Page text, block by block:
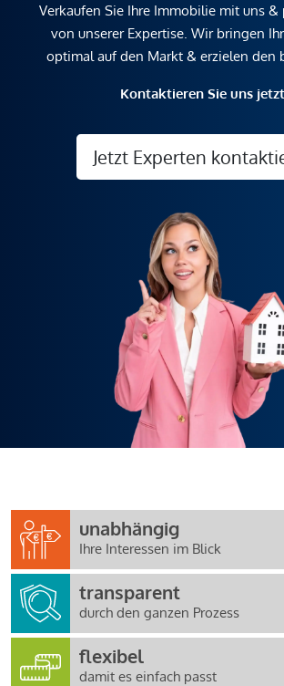
Verkaufen Sie Ihre Immobilie mit uns &
von unserer Expertise. Wir bringen
optimal auf den Markt & erzielen den
Kontaktieren Sie uns
Jetzt Experten
unabhängig
Ihre Interessen im Blick
transparent
durch den ganzen Prozess
flexibel
damit es einfach passt